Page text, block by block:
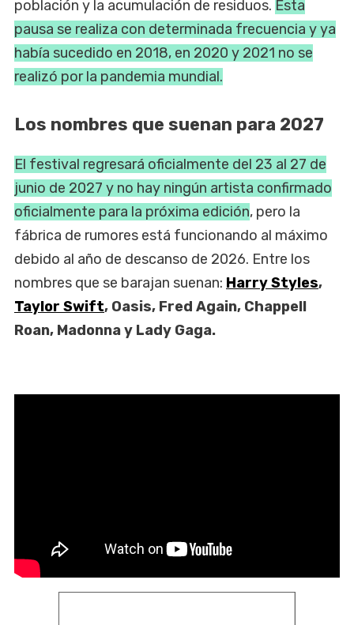
población y la acumulación de residuos. Esta
pausa se realiza con determinada frecuencia y ya
había sucedido en 2018, en 2020 y 2021 no se
realizó por la pandemia mundial.
Los nombres que suenan para 2027
El festival regresará oficialmente del 23 al 27 de
junio de 2027 y no hay ningún artista confirmado
oficialmente para la próxima edición, pero la
fábrica de rumores está funcionando al máximo
debido al año de descanso de 2026. Entre los
nombres que se barajan suenan: Harry Styles,
Taylor Swift, Oasis, Fred Again, Chappell
Roan, Madonna y Lady Gaga.